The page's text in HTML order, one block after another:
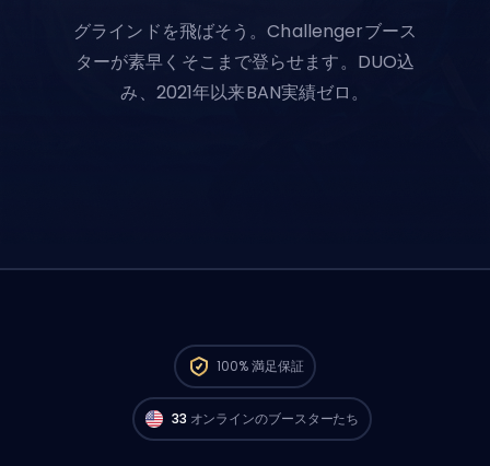
グラインドを飛ばそう。Challengerブース
ターが素早くそこまで登らせます。DUO込
み、2021年以来BAN実績ゼロ。
100%満足保証
North AmericaのChallengerプレイヤーが
すぐ注文スタートできるよ。🔥
33 オンラインのブースターたち